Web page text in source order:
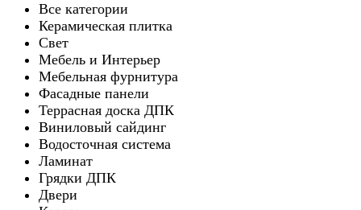
Все категории
Керамическая плитка
Свет
Мебель и Интерьер
Мебельная фурнитура
Фасадные панели
Террасная доска ДПК
Виниловый сайдинг
Водосточная система
Ламинат
Грядки ДПК
Двери